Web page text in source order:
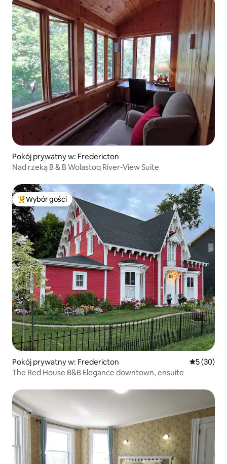
Pokój prywatny w: Fredericton
Nad rzeką B & B Wolastoq River-View Suite
Najpopularniejsze z kategorii Wybór gości
Wybór gości
Pokój prywatny w: Fredericton Średnia
5 (30)
The Red House B&B Elegance downtown, ensuite